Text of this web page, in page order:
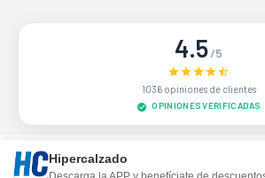
4.5/5
1036 opiniones de clientes
OPINIONES VERIFICADAS
Sitio protegido por reCAPTCHA.
Hipercalzado